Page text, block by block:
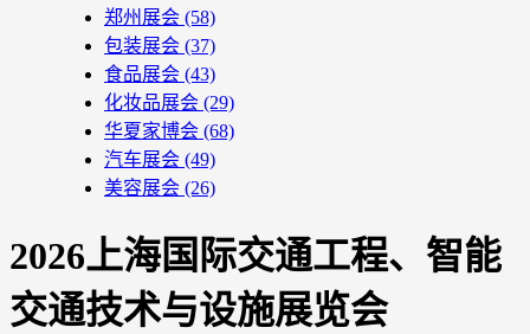
郑州展会 (58)
包装展会 (37)
食品展会 (43)
化妆品展会 (29)
华夏家博会 (68)
汽车展会 (49)
美容展会 (26)
2026上海国际交通工程、智能
交通技术与设施展览会